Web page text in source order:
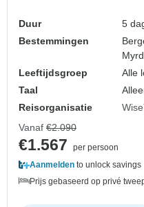
Duur
5
Bestemmingen
Leeftijdsgroep
Alle
Taal
Reisorganisatie
Vanaf €2.090
€1.567
per persoon
Aanmelden to unlock savings
Prijs gebaseerd op privé